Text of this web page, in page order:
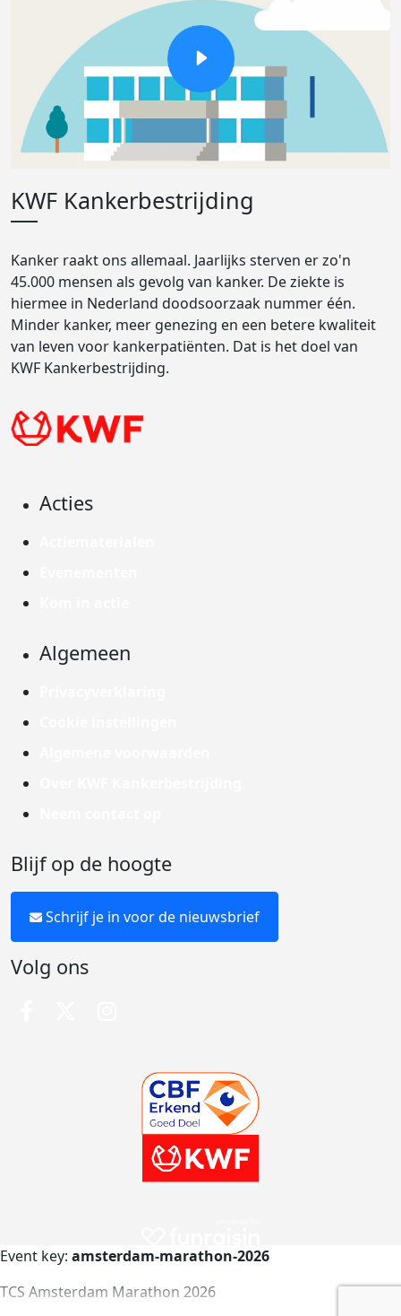
KWF Kankerbestrijding
Kanker raakt ons allemaal. Jaarlijks sterven er zo'n
45.000 mensen als gevolg van kanker. De ziekte is
hiermee in Nederland doodsoorzaak nummer één.
Minder kanker, meer genezing en een betere kwaliteit
van leven voor kankerpatiënten. Dat is het doel van
KWF Kankerbestrijding.
Acties
Algemeen
Blijf op de hoogte
Schrijf je in voor de nieuwsbrief
Volg ons
Event key: amsterdam-marathon-2026
TCS Amsterdam Marathon 2026